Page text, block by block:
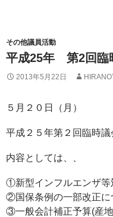
動
その他議員活動
平成25年 第2回臨
2013年5月22日
５月２０日（月）
平成２５年第２回臨時議
内容としては、、
①新型インフルエンザ等
②国保条例の一部改正に
③一般会計補正予算(産